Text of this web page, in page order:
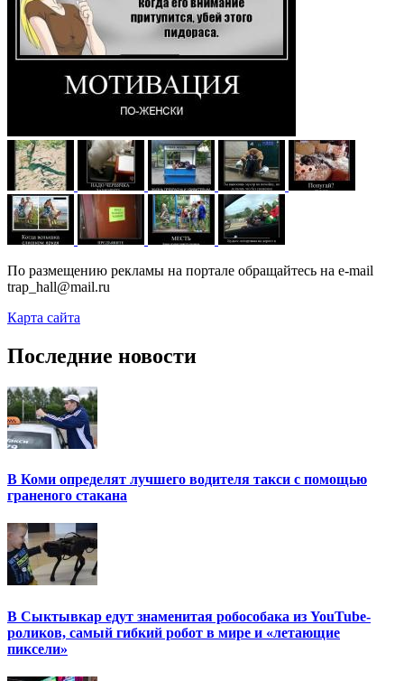
По размещению рекламы на портале обращайтесь на e-mail
trap_hall@mail.ru
Карта сайта
Последние новости
В Коми определят лучшего водителя такси с помощью
граненого стакана
В Сыктывкар едут знаменитая робособака из YouTube-
роликов, самый гибкий робот в мире и «летающие
пиксели»